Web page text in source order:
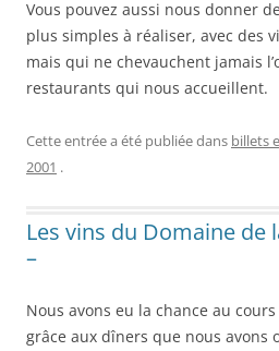
Vous pouvez aussi nous donner
plus simples à réaliser, avec des
mais qui ne chevauchent jamais
restaurants qui nous accueillent.
Cette entrée a été publiée dans billets
2001 .
Les vins du Domaine de
–
Nous avons eu la chance au
grâce aux dîners que nous avons